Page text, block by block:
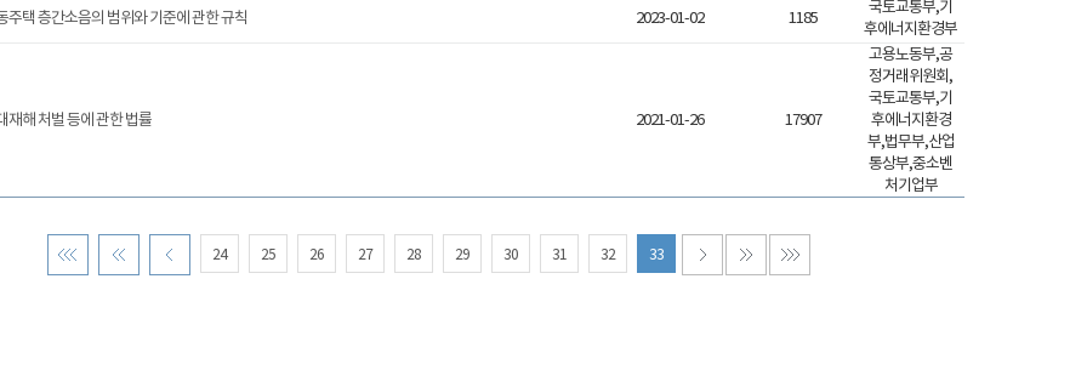
주택 층간소음의 범위와 기준에 관한 규칙 2023-01-02 1185
국토교통부,기
후에너지환경부
재해 처벌 등에 관한 법률 2021-01-26 17907
고용노동부,공
정거래위원회,
국토교통부,기
후에너지환경
부,법무부,산업
통상부,중소벤
처기업부
24 25 26 27 28 29 30 31 32 33